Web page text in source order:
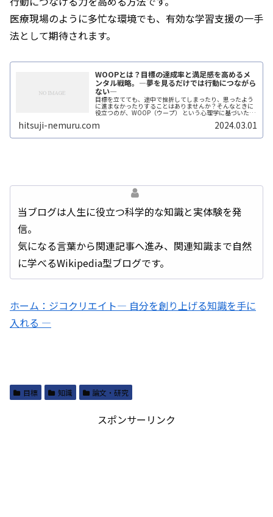
医療現場のように多忙な環境でも、有効な学習支援の一手
法として期待されます。
WOOPとは？目標の達成率と満足感を高めるメ
ンタル戦略。―夢を見るだけでは行動につながら
ない―
目標を立てても、途中で挫折してしまったり、思ったよう
に進まなかったりすることはありませんか？そんなときに
役立つのが、WOOP（ウープ） という心理学に基づいたシ
ジティブな未来を思い描く...
hitsuji-nemuru.com 2024.03.01
当ブログは人生に役立つ科学的な知識と実体験を発
信。
気になる言葉から関連記事へ進み、関連知識まで自然
に学べるWikipedia型ブログです。
ホーム：ジコクリエイト― 自分を創り上げる知識を手に
入れる ―
目標 知識 論文・研究
スポンサーリンク